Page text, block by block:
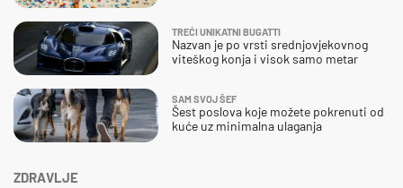
ZDRAVLJE
TREĆI UNIKATNI BUGATTI
Nazvan je po vrsti srednjovjekovnog
viteškog konja i visok samo metar
SAM SVOJ ŠEF
Šest poslova koje možete pokrenuti od
kuće uz minimalna ulaganja